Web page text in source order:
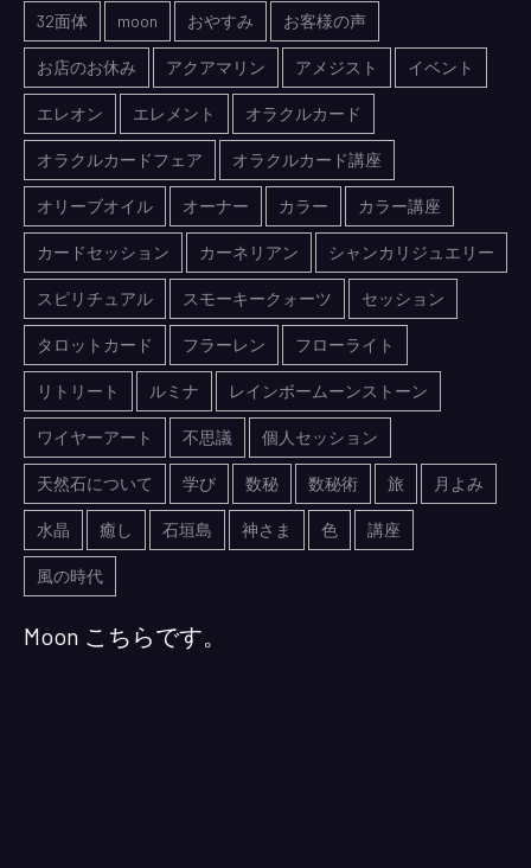
32面体 moon おやすみ お客様の声
お店のお休み アクアマリン アメジスト イベント
エレオン エレメント オラクルカード
オラクルカードフェア オラクルカード講座
オリーブオイル オーナー カラー カラー講座
カードセッション カーネリアン シャンカリジュエリー
スピリチュアル スモーキークォーツ セッション
タロットカード フラーレン フローライト
リトリート ルミナ レインボームーンストーン
ワイヤーアート 不思議 個人セッション
天然石について 学び 数秘 数秘術 旅 月よみ
水晶 癒し 石垣島 神さま 色 講座
風の時代
Moon こちらです。